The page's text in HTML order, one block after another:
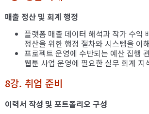
매출 정산 및 회계 행정
플랫폼 매출 데이터 해석과 작가 수익
정산을 위한 행정 절차와 시스템을 이
프로젝트 운영에 수반되는 예산 집행
웹툰 사업 운영에 필요한 실무 회계 지
8강. 취업 준비
이력서 작성 및 포트폴리오 구성